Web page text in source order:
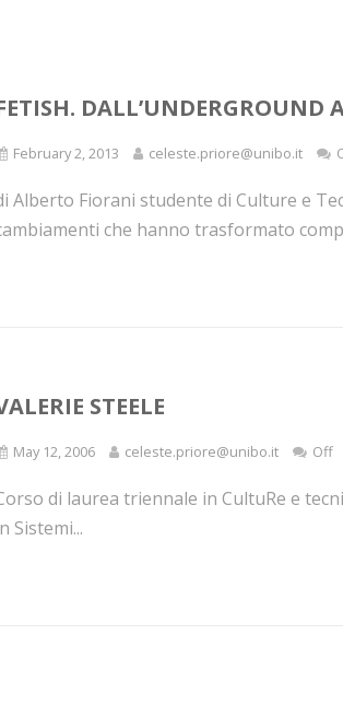
DALL’UNDERGROUND
February 2, 2013 celeste.priore@unibo.it
Alberto Fiorani studente di Culture e
che hanno trasformato
STEELE
May 12, 2006 celeste.priore@unibo.it Off
di laurea triennale in CultuRe e
Sistemi...